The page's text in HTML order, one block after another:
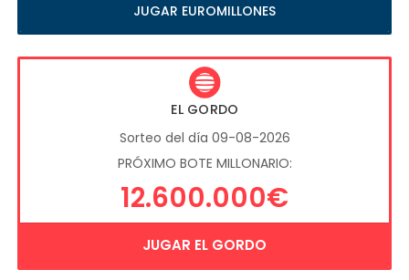
JUGAR EUROMILLONES
EL GORDO
Sorteo del día 09-08-2026
PRÓXIMO BOTE MILLONARIO:
12.600.000€
JUGAR EL GORDO